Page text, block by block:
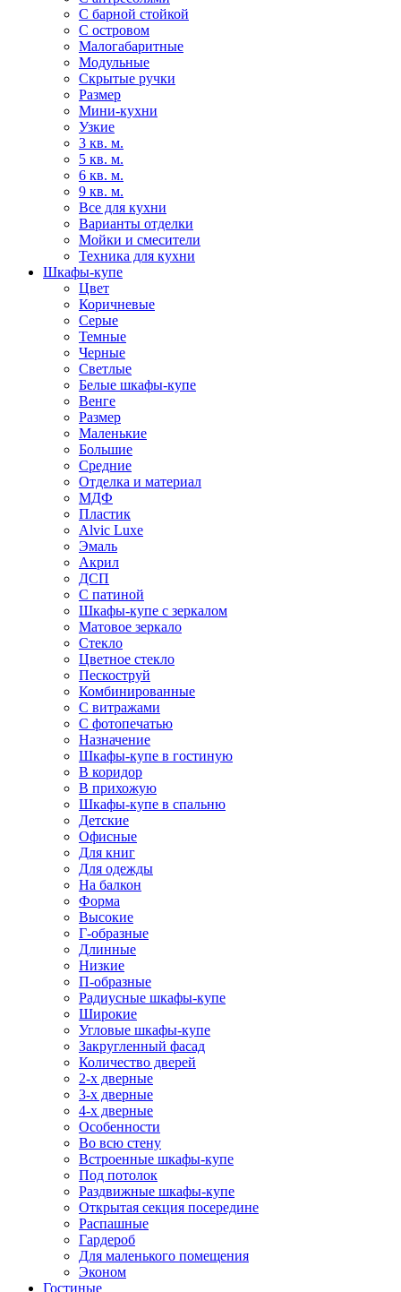
С барной стойкой
С островом
Малогабаритные
Модульные
Скрытые ручки
Размер
Мини-кухни
Узкие
3 кв. м.
5 кв. м.
6 кв. м.
9 кв. м.
Все для кухни
Варианты отделки
Мойки и смесители
Техника для кухни
Шкафы-купе
Цвет
Коричневые
Серые
Темные
Черные
Светлые
Белые шкафы-купе
Венге
Размер
Маленькие
Большие
Средние
Отделка и материал
МДФ
Пластик
Alvic Luxe
Эмаль
Акрил
ДСП
С патиной
Шкафы-купе с зеркалом
Матовое зеркало
Стекло
Цветное стекло
Пескоструй
Комбинированные
С витражами
С фотопечатью
Назначение
Шкафы-купе в гостиную
В коридор
В прихожую
Шкафы-купе в спальню
Детские
Офисные
Для книг
Для одежды
На балкон
Форма
Высокие
Г-образные
Длинные
Низкие
П-образные
Радиусные шкафы-купе
Широкие
Угловые шкафы-купе
Закругленный фасад
Количество дверей
2-х дверные
3-х дверные
4-х дверные
Особенности
Во всю стену
Встроенные шкафы-купе
Под потолок
Раздвижные шкафы-купе
Открытая секция посередине
Распашные
Гардероб
Для маленького помещения
Эконом
Гостиные